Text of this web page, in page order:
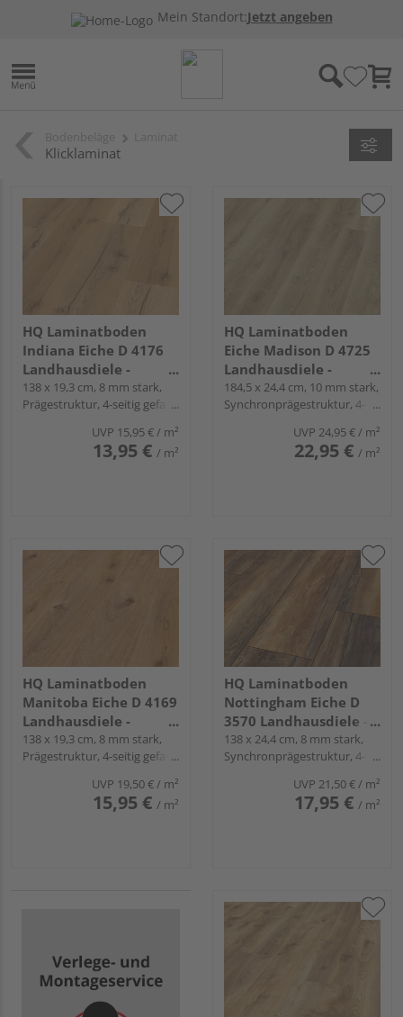
Mein Standort:Jetzt angeben
Klicklaminat
HQ Laminatboden
Indiana Eiche D 4176
Landhausdiele -
Premium 31
138 x 19,3 cm, 8 mm stark,
Prägestruktur, 4-seitig gefast,
UVP 15,95 €/ m²
13,95 € / m²
HQ Laminatboden
Eiche Madison D 4725
Landhausdiele -
Langdiele 33 plus
184,5 x 24,4 cm, 10 mm stark,
Synchronprägestruktur, 4-
UVP 24,95 €/ m²
22,95 € / m²
HQ Laminatboden
Manitoba Eiche D 4169
Landhausdiele -
Comfort 32
138 x 19,3 cm, 8 mm stark,
Prägestruktur, 4-seitig gefast,
UVP 19,50 €/ m²
15,95 € / m²
HQ Laminatboden
Nottingham Eiche D
3570 Landhausdiele -
Grand-Edition
138 x 24,4 cm, 8 mm stark,
Synchronprägestruktur, 4-
UVP 21,50 €/ m²
17,95 € / m²